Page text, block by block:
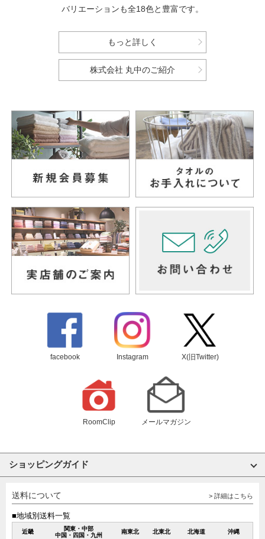
バリエーションも全18色と豊富です。
もっと詳しく
株式会社 丸中のご紹介
facebook Instagram X(旧Twitter)
RoomClip メールマガジン
ショッピングガイド
送料について > 詳細はこちら
■地域別送料一覧
近畿
関東・中部
中国・四国・九州
南東北 北東北 北海道 沖縄